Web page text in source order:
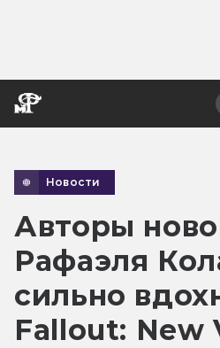
Новости
Авторы
Рафаэля
сильно
Fallout: New